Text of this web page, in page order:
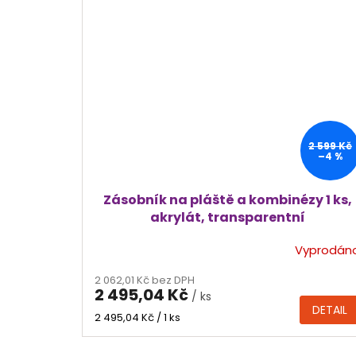
2 599 Kč
–4 %
Zásobník na pláště a kombinézy 1 ks,
akrylát, transparentní
2 062,01 Kč bez DPH
2 495,04 Kč / ks
Měrná
2 495,04 Kč / 1 ks DETAIL